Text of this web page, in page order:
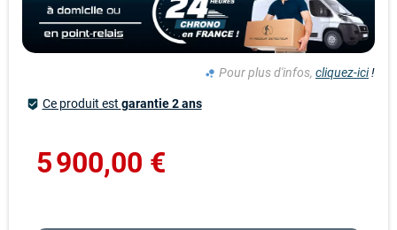
bubble_chart Pour plus d'infos, cliquez-ici!
beenhere Ce produit est garantie 2 ans
5 900,00 €